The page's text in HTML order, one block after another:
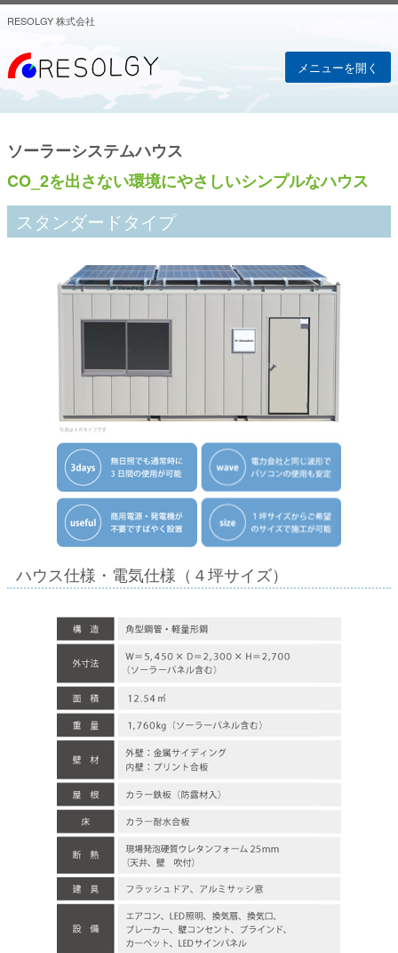
RESOLGY 株式会社
メニューを開く
ソーラーシステムハウス
CO_2を出さない環境にやさしいシンプルなハウス
スタンダードタイプ
ハウス仕様・電気仕様（４坪サイズ）